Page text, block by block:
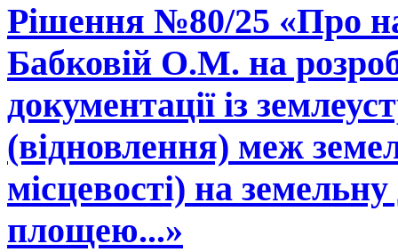
Рішення №80/25 «Про
Бабковій О.М. на
документації із
(відновлення) меж
місцевості) на
площею...»